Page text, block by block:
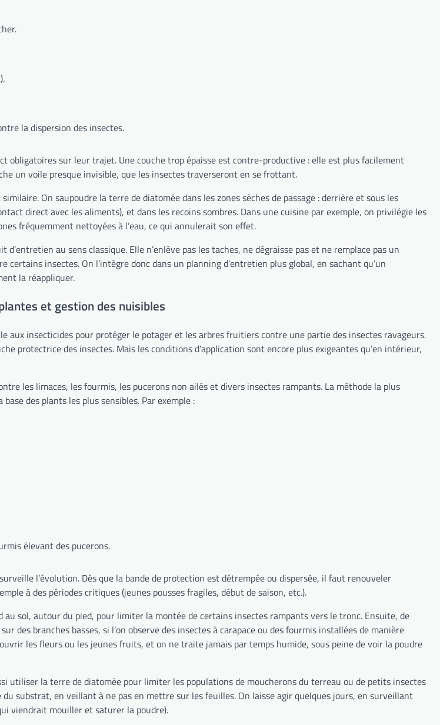
la dispersion des insectes.
obligatoires sur leur trajet. Une couche trop épaisse est contre-productive : elle est plus facilement
un voile presque invisible, que les insectes traverseront en se frottant.
On saupoudre la terre de diatomée dans les zones sèches de passage : derrière et sous les
direct avec les aliments), et dans les recoins sombres. Dans une cuisine par exemple, on privilégie les
fréquemment nettoyées à l’eau, ce qui annulerait son effet.
au sens classique. Elle n’enlève pas les taches, ne dégraisse pas et ne remplace pas un
insectes. On l’intègre donc dans un planning d’entretien plus global, en sachant qu’un
la réappliquer.
et gestion des nuisibles
insecticides pour protéger le potager et les arbres fruitiers contre une partie des insectes ravageurs.
protectrice des insectes. Mais les conditions d’application sont encore plus exigeantes qu’en intérieur,
les limaces, les fourmis, les pucerons non ailés et divers insectes rampants. La méthode la plus
des plants les plus sensibles. Par exemple :
élevant des pucerons.
l’évolution. Dès que la bande de protection est détrempée ou dispersée, il faut renouveler
à des périodes critiques (jeunes pousses fragiles, début de saison, etc.).
sol, autour du pied, pour limiter la montée de certains insectes rampants vers le tronc. Ensuite, de
des branches basses, si l’on observe des insectes à carapace ou des fourmis installées de manière
les fleurs ou les jeunes fruits, et on ne traite jamais par temps humide, sous peine de voir la poudre
utiliser la terre de diatomée pour limiter les populations de moucherons du terreau ou de petits insectes
substrat, en veillant à ne pas en mettre sur les feuilles. On laisse agir quelques jours, en surveillant
viendrait mouiller et saturer la poudre).